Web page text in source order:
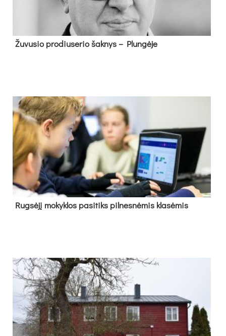
Žu­vu­sio pro­diu­se­rio šak­nys – Plun­gė­je
Rug­sė­jį mo­kyk­los pa­si­tiks pil­nes­nė­mis kla­sė­mis